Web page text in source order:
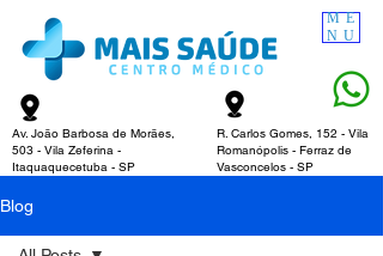
ME
NU
Av. João Barbosa de Morães,
503 - Vila Zeferina -
Itaquaquecetuba - SP​
R. Carlos Gomes, 152 - Vila
Romanópolis - Ferraz de
Vasconcelos - SP​
Blog